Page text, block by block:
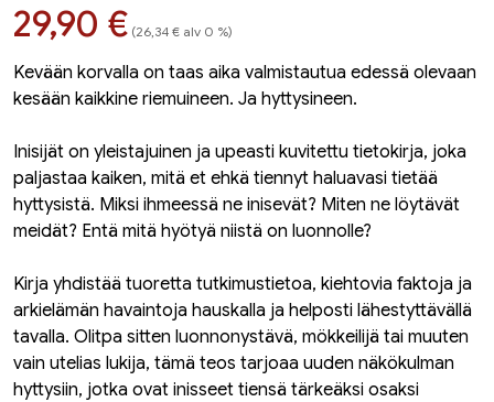
Hinta nyt
29,90 € (26,34 € alv 0 %)
Kevään korvalla on taas aika valmistautua edessä olevaan
kesään kaikkine riemuineen. Ja hyttysineen.
Inisi­jät on yleistajuinen ja upeasti kuvitettu tietokirja, joka
paljastaa kaiken, mitä et ehkä tiennyt haluavasi tietää
hyttysistä. Miksi ihmeessä ne inisevät? Miten ne löytävät
meidät? Entä mitä hyötyä niistä on luonnolle?
Kirja yhdistää tuoretta tutkimustietoa, kiehtovia faktoja ja
arkielämän havaintoja hauskalla ja helposti lähestyttävällä
tavalla. Olitpa sitten luonnonystävä, mökkeilijä tai muuten
vain utelias lukija, tämä teos tarjoaa uuden näkökulman
hyttysiin, jotka ovat inisseet tiensä tärkeäksi osaksi